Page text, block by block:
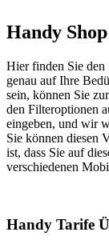
Handy
Hier finden Sie
genau auf Ihre
sein, können Sie
den Filteroptionen
eingeben, und wir
Sie können diesen
ist, dass Sie auf
verschiedenen
Handy Tarife